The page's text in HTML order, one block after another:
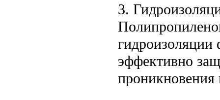
3.
гидроизоляции
эффективно